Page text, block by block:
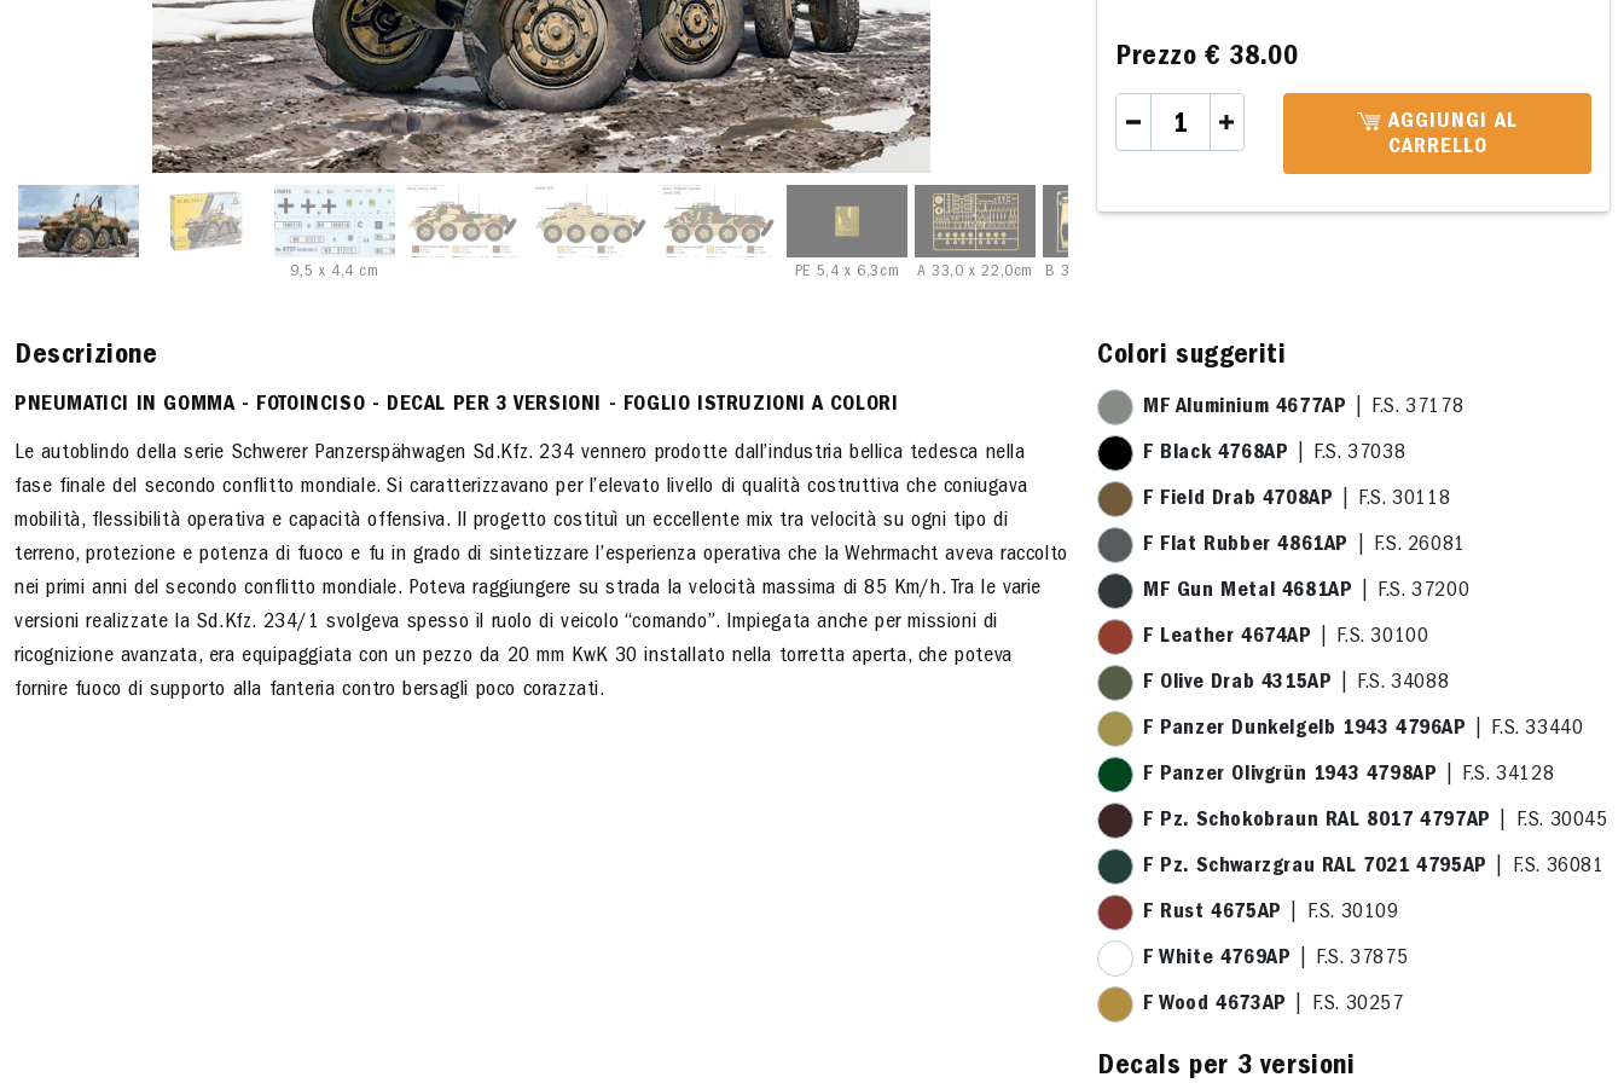
9,5 x 4,4 cm PE 5,4 x 6,3cm A 33,0 x 22,0cm B 33,0 x 22,0cm
Prezzo€ 38.00
AGGIUNGI AL
CARRELLO
Descrizione
PNEUMATICI IN GOMMA - FOTOINCISO - DECAL PER 3 VERSIONI - FOGLIO ISTRUZIONI A COLORI
Le autoblindo della serie Schwerer Panzerspähwagen Sd.Kfz. 234 vennero prodotte dall’industria bellica tedesca nella
fase finale del secondo conflitto mondiale. Si caratterizzavano per l’elevato livello di qualità costruttiva che coniugava
mobilità, flessibilità operativa e capacità offensiva. Il progetto costituì un eccellente mix tra velocità su ogni tipo di
terreno, protezione e potenza di fuoco e fu in grado di sintetizzare l’esperienza operativa che la Wehrmacht aveva raccolto
nei primi anni del secondo conflitto mondiale. Poteva raggiungere su strada la velocità massima di 85 Km/h. Tra le varie
versioni realizzate la Sd.Kfz. 234/1 svolgeva spesso il ruolo di veicolo “comando”. Impiegata anche per missioni di
ricognizione avanzata, era equipaggiata con un pezzo da 20 mm KwK 30 installato nella torretta aperta, che poteva
fornire fuoco di supporto alla fanteria contro bersagli poco corazzati.
Colori suggeriti
MF Aluminium 4677AP | F.S. 37178
F Black 4768AP | F.S. 37038
F Field Drab 4708AP | F.S. 30118
F Flat Rubber 4861AP | F.S. 26081
MF Gun Metal 4681AP | F.S. 37200
F Leather 4674AP | F.S. 30100
F Olive Drab 4315AP | F.S. 34088
F Panzer Dunkelgelb 1943 4796AP | F.S. 33440
F Panzer Olivgrün 1943 4798AP | F.S. 34128
F Pz. Schokobraun RAL 8017 4797AP | F.S. 30045
F Pz. Schwarzgrau RAL 7021 4795AP | F.S. 36081
F Rust 4675AP | F.S. 30109
F White 4769AP | F.S. 37875
F Wood 4673AP | F.S. 30257
Decals per 3 versioni